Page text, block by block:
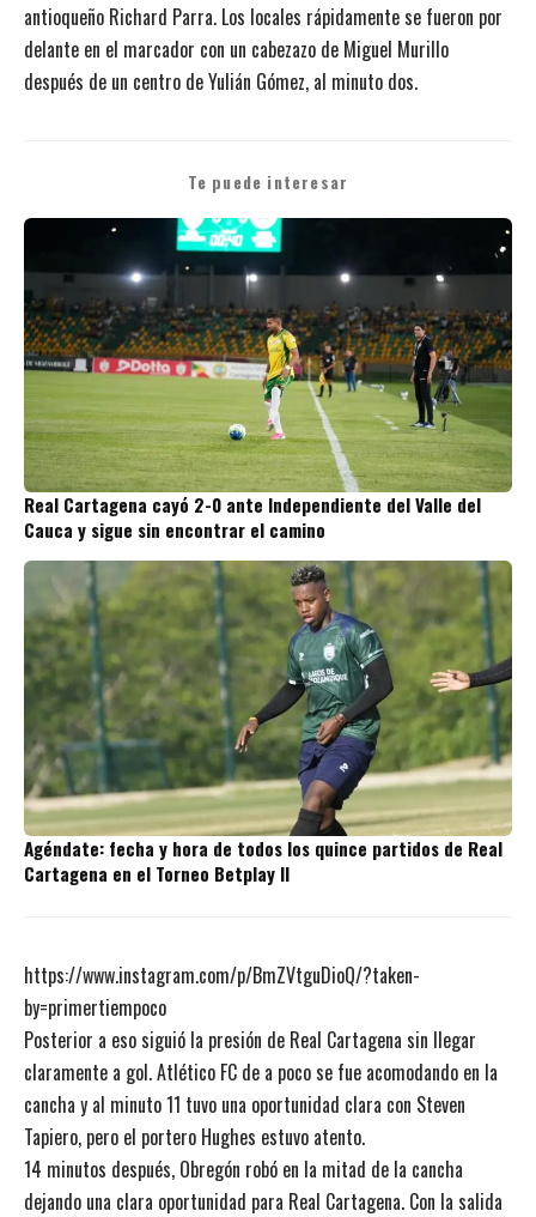
antioqueño Richard Parra. Los locales rápidamente se fueron por
delante en el marcador con un cabezazo de Miguel Murillo
después de un centro de Yulián Gómez, al minuto dos.
Te puede interesar
Real Cartagena cayó 2-0 ante Independiente del Valle del
Cauca y sigue sin encontrar el camino
Agéndate: fecha y hora de todos los quince partidos de Real
Cartagena en el Torneo Betplay II
https://www.instagram.com/p/BmZVtguDioQ/?taken-
by=primertiempoco
Posterior a eso siguió la presión de Real Cartagena sin llegar
claramente a gol. Atlético FC de a poco se fue acomodando en la
cancha y al minuto 11 tuvo una oportunidad clara con Steven
Tapiero, pero el portero Hughes estuvo atento.
14 minutos después, Obregón robó en la mitad de la cancha
dejando una clara oportunidad para Real Cartagena. Con la salida